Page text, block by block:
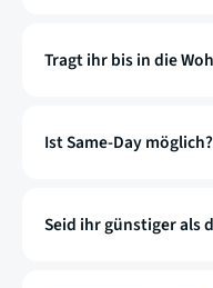
Tragt ihr bis in die
Ist Same-Day möglich?
Seid ihr günstiger als